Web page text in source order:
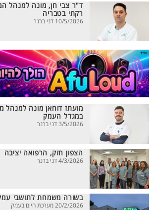
ד"ר צבי חן, מונה למנהל
רקתי בטבריה
10/5/2026 דני ברנר
מועתז דוחאן מונה למנהל
במגדל העמק
3/5/2026 דני ברנר
הצפון חזק, הרפואה יציבה
4/3/2026 דני ברנר
בשורה משמחת לתושבי
20/2/2026 מערכת היום בעמק